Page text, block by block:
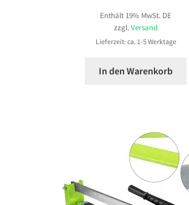
Enthält 19% MwSt. DE
zzgl.Versand
Lieferzeit: ca. 1-5 Werktage
In den Warenkorb